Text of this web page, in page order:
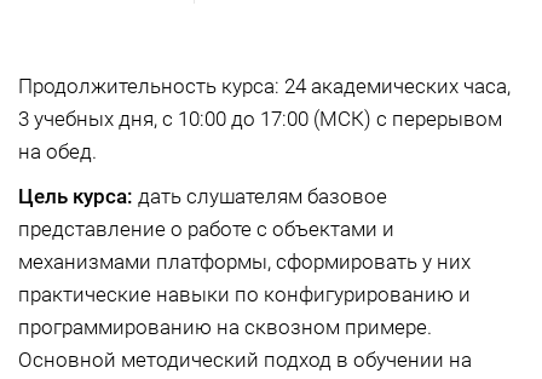
Продолжительность курса: 24 академических часа,
3 учебных дня, с 10:00 до 17:00 (МСК) с перерывом
на обед.
Цель курса: дать слушателям базовое
представление о работе с объектами и
механизмами платформы, сформировать у них
практические навыки по конфигурированию и
программированию на сквозном примере.
Основной методический подход в обучении на